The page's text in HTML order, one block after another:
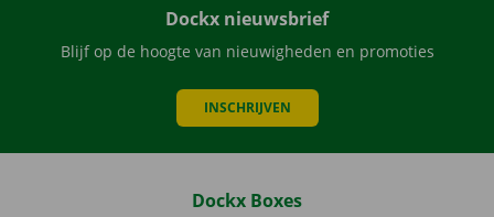
Dockx nieuwsbrief
Blijf op de hoogte van nieuwigheden en promoties
INSCHRIJVEN
Dockx Boxes